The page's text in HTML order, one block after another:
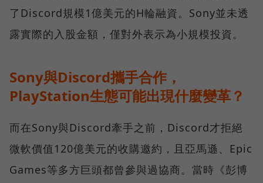
了Discord規模1億美元的H輪融資。Sony並未透
露實際的入股金額，僅對外表示為小規模投資。
Sony與Discord攜手合作，
PlayStation生態可能出現什麼變革？
而在Sony與Discord牽手之前，Discord才拒絕
微軟價值120億美元的收購邀約，且亞馬遜、Epic
Games等多方巨頭都曾參與過協商。當時《彭博